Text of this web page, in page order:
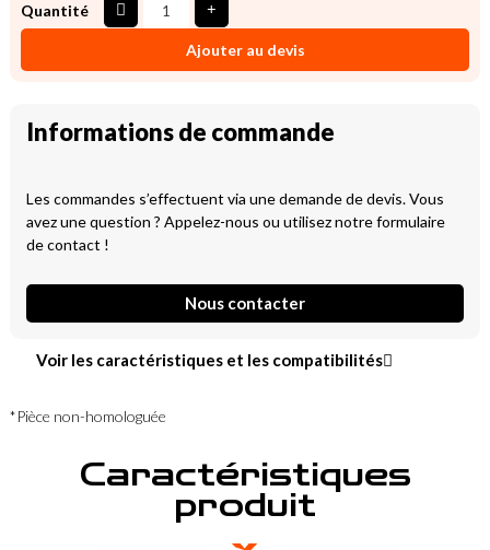
Quantité
Ajouter au devis
Informations de commande
Les commandes s’effectuent via une demande de devis. Vous
avez une question ? Appelez-nous ou utilisez notre formulaire
de contact !
Nous contacter
Voir les caractéristiques et les compatibilités
*Pièce non-homologuée
Caractéristiques
produit